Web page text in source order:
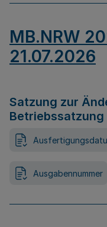
MB.NRW
21.07.2026
Satzung zur
Betriebssatzung
Ausgabennummer